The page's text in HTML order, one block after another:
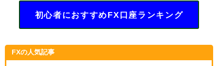
初心者におすすめFX口座ランキング
FXの人気記事